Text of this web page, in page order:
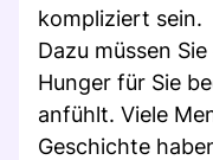
kompliziert sein.
Dazu müssen
Hunger für Sie
anfühlt. Viele
Geschichte